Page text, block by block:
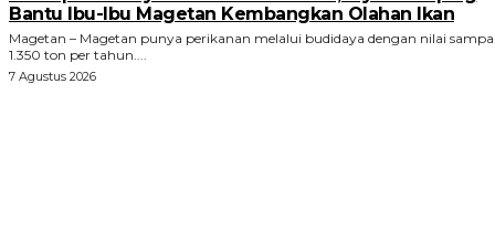
Bantu Ibu-Ibu Magetan Kembangkan Olahan Ikan
Magetan – Magetan punya perikanan melalui budidaya dengan nilai
1.350 ton per tahun....
7 Agustus 2026